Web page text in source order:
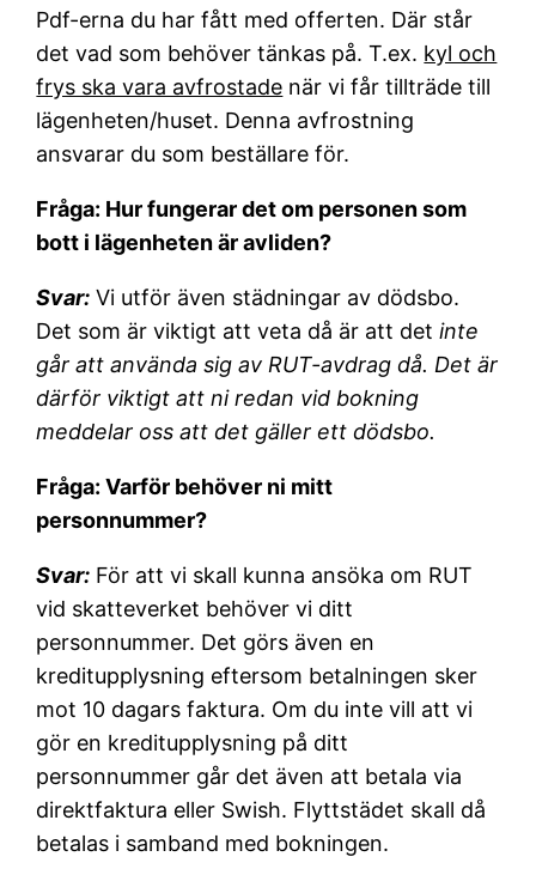
Pdf-erna du har fått med offerten. Där står
det vad som behöver tänkas på. T.ex. kyl och
frys ska vara avfrostade när vi får tillträde till
lägenheten/huset. Denna avfrostning
ansvarar du som beställare för.
Fråga: Hur fungerar det om personen som
bott i lägenheten är avliden?
Svar: Vi utför även städningar av dödsbo.
Det som är viktigt att veta då är att det inte
går att använda sig av RUT-avdrag då. Det är
därför viktigt att ni redan vid bokning
meddelar oss att det gäller ett dödsbo.
Fråga: Varför behöver ni mitt
personnummer?
Svar: För att vi skall kunna ansöka om RUT
vid skatteverket behöver vi ditt
personnummer. Det görs även en
kreditupplysning eftersom betalningen sker
mot 10 dagars faktura. Om du inte vill att vi
gör en kreditupplysning på ditt
personnummer går det även att betala via
direktfaktura eller Swish. Flyttstädet skall då
betalas i samband med bokningen.